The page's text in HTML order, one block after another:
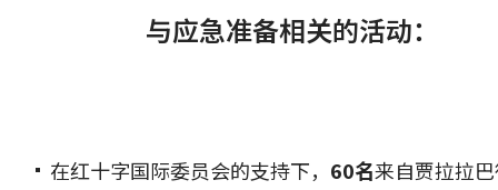
与应急准备相关的活动：
在红十字国际委员会的支持下， 60名来自贾拉拉